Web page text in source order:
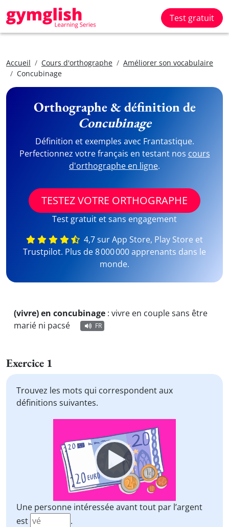
Test gratuit
Accueil Cours d'orthographe
Améliorer son vocabulaire
Concubinage
Orthographe & définition de
Concubinage
Définition et exemples avec Frantastique.
Perfectionnez votre français en testant nos cours
d'orthographe en ligne.
TESTEZ VOTRE ORTHOGRAPHE
Test gratuit et sans engagement
4,7 sur App Store, Play Store et
Trustpilot. Plus de 8 000 000 apprenants dans le
monde.
(vivre) en concubinage : vivre en couple sans être
marié ni pacsé
FR
Exercice 1
Trouvez les mots qui correspondent aux
définitions suivantes.
Une personne intéressée avant tout par l’argent
est
.